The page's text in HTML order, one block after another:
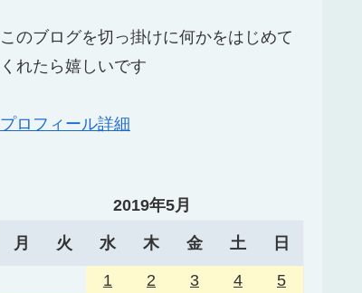
このブログを切っ掛けに何かをはじめて
くれたら嬉しいです
プロフィール詳細
2019年5月
月 火 水 木 金 土 日
1 2 3 4
5